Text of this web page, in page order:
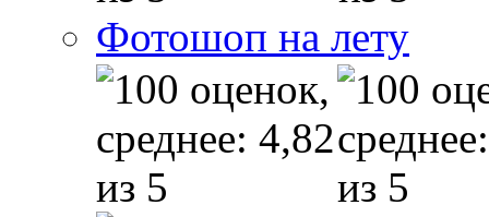
Фотошоп на лету